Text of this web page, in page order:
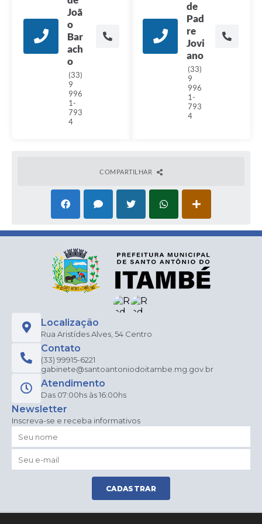
Joã
o
Bar
ach
o
(33)
9
996
1-
793
4
de
Pad
re
Jovi
ano
(33)
9
996
1-
793
4
COMPARTILHAR
Localização
Rua Aristídes Alves, 54 Centro
Contato
(33) 99915-6221
gabinete@santoantoniodoitambe.mg.gov.br
Atendimento
Das 07:00hs às 16:00hs
Newsletter
Inscreva-se e receba informativos
CADASTRAR